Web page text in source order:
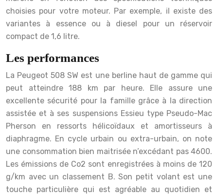
choisies pour votre moteur. Par exemple, il existe des
variantes à essence ou à diesel pour un réservoir
compact de 1,6 litre.
Les performances
La Peugeot 508 SW est une berline haut de gamme qui
peut atteindre 188 km par heure. Elle assure une
excellente sécurité pour la famille grâce à la direction
assistée et à ses suspensions Essieu type Pseudo-Mac
Pherson en ressorts hélicoïdaux et amortisseurs à
diaphragme. En cycle urbain ou extra-urbain, on note
une consommation bien maitrisée n’excédant pas 4600.
Les émissions de Co2 sont enregistrées à moins de 120
g/km avec un classement B. Son petit volant est une
touche particulière qui est agréable au quotidien et